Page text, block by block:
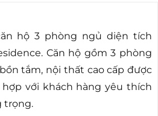
hộ 3 phòng ngủ diện tích
Căn hộ gồm 3 phòng
tắm, nội thất cao cấp được
với khách hàng yêu thích
trọng.